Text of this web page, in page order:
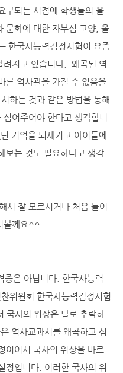
구되는 시점에 학생들의 올
문화에 대한 자부심 고양, 올
한국사능력검정시험이 요즘
려지고 있습니다. 왜곡된 역
른 역사관을 가질 수 없음을
하는 것과 같은 방법을 통해
어주어야 한다고 생각합니
기억을 되새기고 아이들에
보는 것도 필요하다고 생각
서 잘 모르시거나 처음 들어
볼께요^^
증은 아닙니다. 한국사능력
위원회 한국사능력검정시험
국사의 위상은 날로 추락하
역사교과서를 왜곡하고 심
이어서 국사의 위상을 바르
정입니다. 이러한 국사의 위